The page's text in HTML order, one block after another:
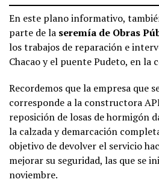
En este plano informativo,
parte de la seremía de Obras
los trabajos de reparación e
Chacao y el puente Pudeto, en la
Recordemos que la empresa que
corresponde a la constructora
reposición de losas de hormigón
la calzada y demarcación
objetivo de devolver el servicio
mejorar su seguridad, las que se
noviembre.